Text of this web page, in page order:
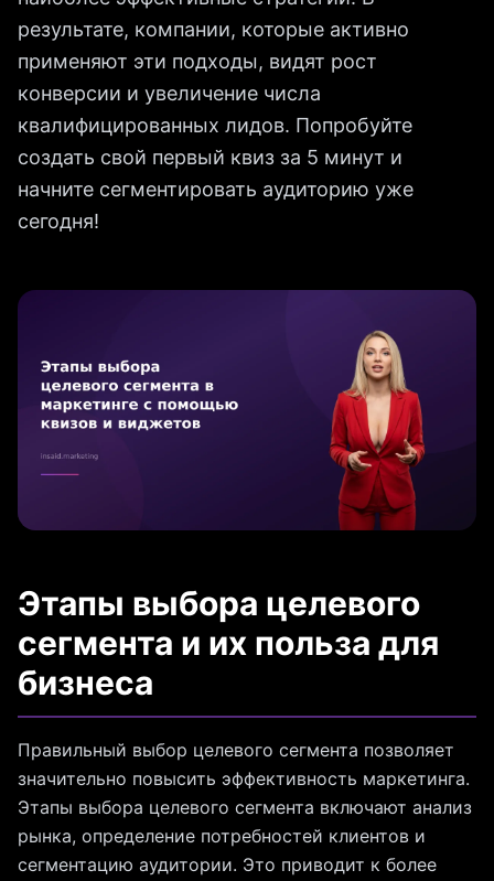
результате, компании, которые активно
применяют эти подходы, видят рост
конверсии и увеличение числа
квалифицированных лидов. Попробуйте
создать свой первый квиз за 5 минут и
начните сегментировать аудиторию уже
сегодня!
Этапы выбора целевого
сегмента и их польза для
бизнеса
Правильный выбор целевого сегмента позволяет
значительно повысить эффективность маркетинга.
Этапы выбора целевого сегмента включают анализ
рынка, определение потребностей клиентов и
сегментацию аудитории. Это приводит к более